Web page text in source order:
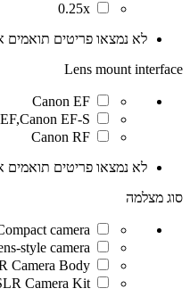
0.25x
לא נמצאו פריטים תואמים
Lens mount interface
Canon EF
EF-S
Canon RF
לא נמצאו פריטים תואמים
סוג מצלמה
camera
style camera
Camera Body
Camera Kit